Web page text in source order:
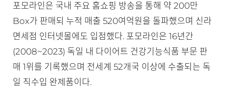
포모라인은 국내 주요 홈쇼핑 방송을 통해 약 200만
Box가 판매되 누적 매출 520여억원을 돌파했으며 신라
면세점 인터넷몰에도 입점했다. 포모라인은 16년간
(2008~2023) 독일 내 다이어트 건강기능식품 부문 판
매 1위를 기록했으며 전세계 52개국 이상에 수출되는 독
일 직수입 완제품이다.